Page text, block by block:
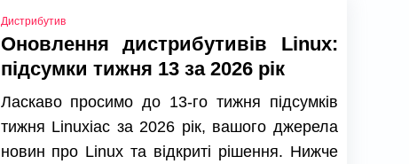
Дистрибутив
Оновлення дистрибутивів Linux:
підсумки тижня 13 за 2026 рік
Ласкаво просимо до 13-го тижня підсумків
тижня Linuxiac за 2026 рік, вашого джерела
новин про Linux та відкриті рішення. Нижче